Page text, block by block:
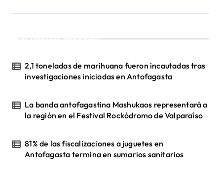
¡Ultimas Noticias!
2,1 toneladas de marihuana fueron incautadas tras
investigaciones iniciadas en Antofagasta
La banda antofagastina Mashukaos representará a
la región en el Festival Rockódromo de Valparaíso
81% de las fiscalizaciones a juguetes en
Antofagasta termina en sumarios sanitarios